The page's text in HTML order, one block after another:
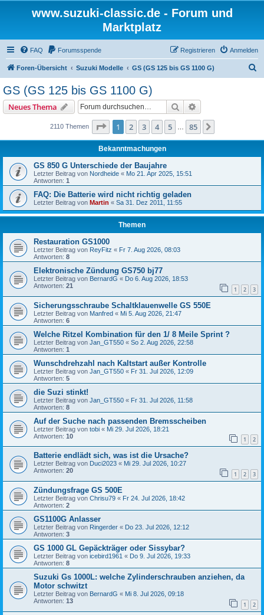
www.suzuki-classic.de - Forum und
Marktplatz
FAQ Forumsspende Anmelden
Registrieren
Foren-Übersicht Suzuki Modelle GS (GS 125 bis GS 1100 G)
GS (GS 125 bis GS 1100 G)
Neues Thema Suche
2110 Themen Seite 1von 85
1 2 3 4 5 85
Bekanntmachungen
GS 850 G Unterschiede der Baujahre
Letzter Beitrag von Nordheide « Mo 21. Apr 2025, 15:51
Antworten: 1
FAQ: Die Batterie wird nicht richtig geladen
Letzter Beitrag von Martin « Sa 31. Dez 2011, 11:55
Themen
Restauration GS1000
Letzter Beitrag von ReyFitz « Fr 7. Aug 2026, 08:03
Antworten: 8
Elektronische Zündung GS750 bj77
Letzter Beitrag von BernardG « Do 6. Aug 2026, 18:53
Antworten: 21 1 2 3
Sicherungsschraube Schaltklauenwelle GS 550E
Letzter Beitrag von Manfred « Mi 5. Aug 2026, 21:47
Antworten: 6
Welche Ritzel Kombination für den 1/ 8 Meile Sprint ?
Letzter Beitrag von Jan_GT550 « So 2. Aug 2026, 22:58
Antworten: 1
Wunschdrehzahl nach Kaltstart außer Kontrolle
Letzter Beitrag von Jan_GT550 « Fr 31. Jul 2026, 12:09
Antworten: 5
die Suzi stinkt!
Letzter Beitrag von Jan_GT550 « Fr 31. Jul 2026, 11:58
Antworten: 8
Auf der Suche nach passenden Bremsscheiben
Letzter Beitrag von tobi « Mi 29. Jul 2026, 18:21
Antworten: 10 1 2
Batterie endlädt sich, was ist die Ursache?
Letzter Beitrag von Duci2023 « Mi 29. Jul 2026, 10:27
Antworten: 20 1 2 3
Zündungsfrage GS 500E
Letzter Beitrag von Chrisu79 « Fr 24. Jul 2026, 18:42
Antworten: 2
GS1100G Anlasser
Letzter Beitrag von Ringerder « Do 23. Jul 2026, 12:12
Antworten: 3
GS 1000 GL Gepäckträger oder Sissybar?
Letzter Beitrag von icebird1961 « Do 9. Jul 2026, 19:33
Antworten: 8
Suzuki Gs 1000L: welche Zylinderschrauben anziehen, da
Motor schwitzt
Letzter Beitrag von BernardG « Mi 8. Jul 2026, 09:18
Antworten: 13 1 2